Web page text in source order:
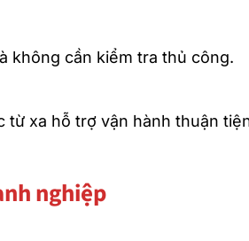
không cần kiểm tra thủ công.
từ xa hỗ trợ vận hành thuận
nghiệp